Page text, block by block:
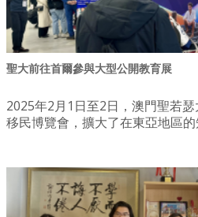
聖大前往首爾參與大型公開教育展
2025年2月1日至2日，澳門聖若
移民博覽會，擴大了在東亞地區的